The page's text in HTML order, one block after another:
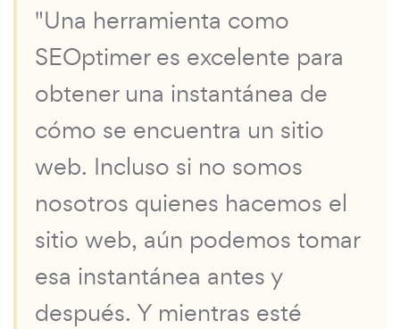
"Una herramienta como
SEOptimer es excelente para
obtener una instantánea de
cómo se encuentra un sitio
web. Incluso si no somos
nosotros quienes hacemos el
sitio web, aún podemos tomar
esa instantánea antes y
después. Y mientras esté